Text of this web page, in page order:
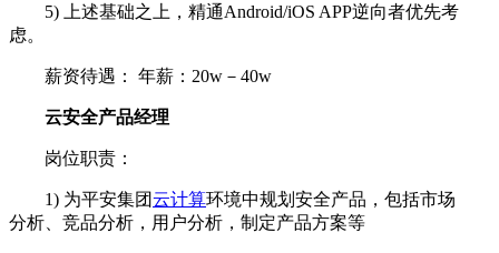
5) 上述基础之上，精通Android/iOS APP逆向者优先考
虑。
薪资待遇： 年薪：20w－40w
云安全产品经理
岗位职责：
1) 为平安集团云计算环境中规划安全产品，包括市场
分析、竞品分析，用户分析，制定产品方案等